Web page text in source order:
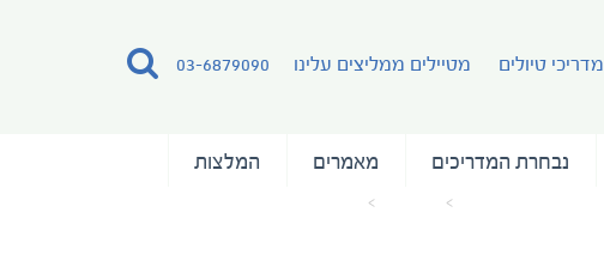
03-6879090 מדריכי טיולים מטיילים ממליצים עלינו
נבחרת המדריכים מאמרים המלצות